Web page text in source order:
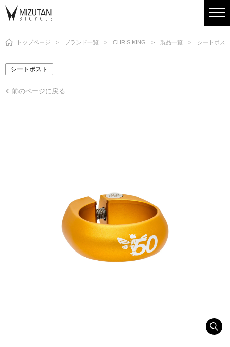
トップページ ブランド一覧 CHRIS KING 製品一覧 シートポス
シートポスト
前のページに戻る